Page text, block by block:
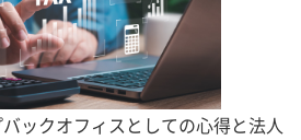
ックオフィスとしての心得と法人